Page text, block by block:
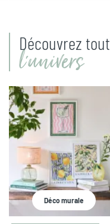
Découvrez tout
l'univers
Déco murale